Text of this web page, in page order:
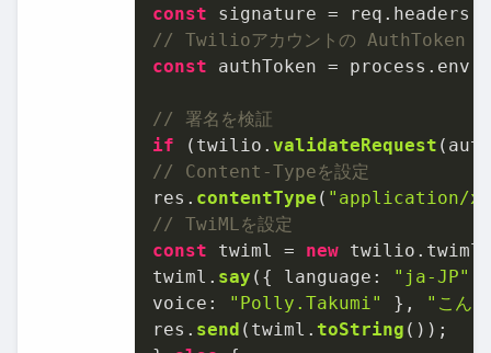
const signature = req. headers
// Twilioアカウントの AuthToken
const authToken = process. env
// 署名を検証
if (twilio. validateRequest
// Content-Typeを設定
res. contentType ( "application/
// TwiMLを設定
const twiml = new twilio. twiml
twiml. say ({ language : "ja-JP"
voice : "Polly.Takumi" },
"こん
res. send (twiml. toString ());